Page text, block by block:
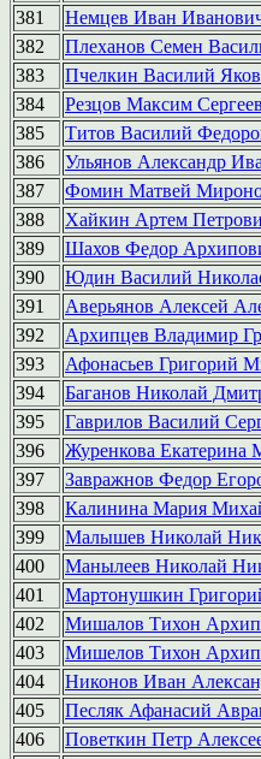
381
Немцев Иван
382
Плеханов Семен
383
Пчелкин Василий
384
Резцов Максим
385
Титов Василий
386
Ульянов Александр
387
Фомин Матвей
388
Хайкин Артем
389
Шахов Федор
390
Юдин Василий
391
Аверьянов Алексей
392
Архипцев Владимир
393
Афонасьев Григорий
394
Баганов Николай
395
Гаврилов Василий
396
Журенкова Екатерина
397
Завражнов Федор
398
Калинина Мария
399
Малышев Николай
400
Манылеев Николай
401
Мартонушкин
402
Мишалов Тихон
403
Мишелов Тихон
404
Никонов Иван
405
Песляк Афанасий
406
Поветкин Петр